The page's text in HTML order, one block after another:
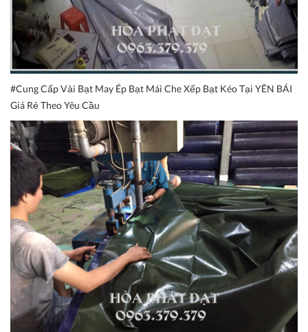
#Cung Cấp Vải Bạt May Ép Bạt Mái Che Xếp Bạt Kéo Tại YÊN BÁI
Giá Rẻ Theo Yêu Cầu